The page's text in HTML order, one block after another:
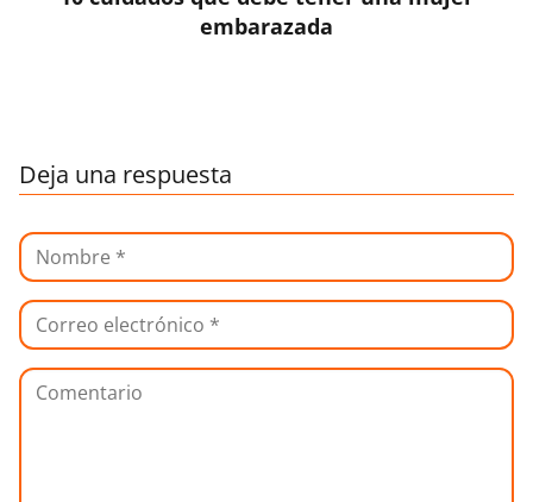
embarazada
Deja una respuesta